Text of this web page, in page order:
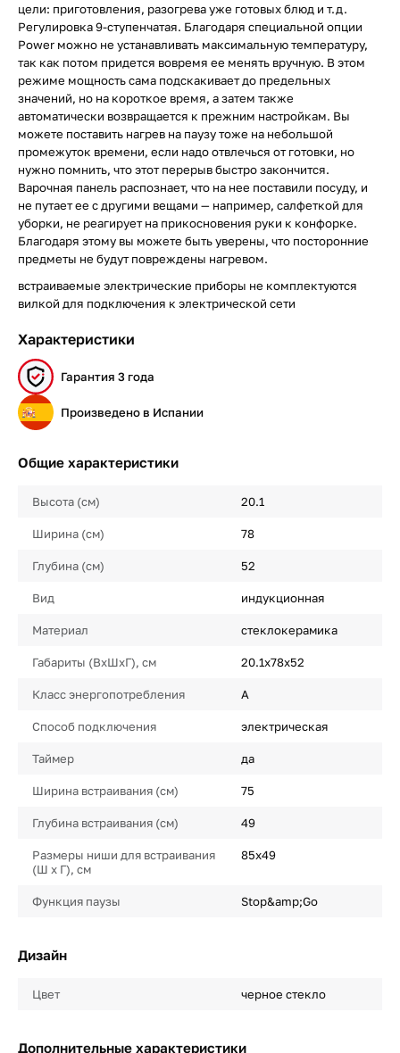
цели: приготовления, разогрева уже готовых блюд и т.д.
Регулировка 9-ступенчатая. Благодаря специальной опции
Power можно не устанавливать максимальную температуру,
так как потом придется вовремя ее менять вручную. В этом
режиме мощность сама подскакивает до предельных
значений, но на короткое время, а затем также
автоматически возвращается к прежним настройкам. Вы
можете поставить нагрев на паузу тоже на небольшой
промежуток времени, если надо отвлечься от готовки, но
нужно помнить, что этот перерыв быстро закончится.
Варочная панель распознает, что на нее поставили посуду, и
не путает ее с другими вещами — например, салфеткой для
уборки, не реагирует на прикосновения руки к конфорке.
Благодаря этому вы можете быть уверены, что посторонние
предметы не будут повреждены нагревом.
встраиваемые электрические приборы не комплектуются
вилкой для подключения к электрической сети
Характеристики
Гарантия 3 года
Произведено в Испании
Общие характеристики
Высота (см) 20.1
Ширина (см) 78
Глубина (см) 52
Вид индукционная
Материал стеклокерамика
Габариты (ВхШхГ), см 20.1х78х52
Класс энергопотребления A
Способ подключения электрическая
Таймер да
Ширина встраивания (см) 75
Глубина встраивания (см) 49
Размеры ниши для встраивания
(Ш х Г), см
85х49
Функция паузы Stop&amp;Go
Дизайн
Цвет черное стекло
Дополнительные характеристики